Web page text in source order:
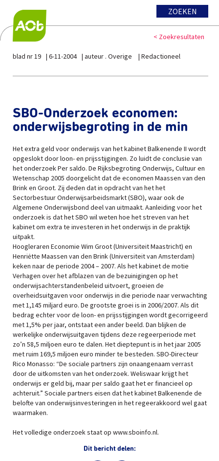
ZOEKEN
< Zoekresultaten
blad nr 19 6-11-2004 auteur . Overige Redactioneel
SBO-Onderzoek economen:
onderwijsbegroting in de min
Het extra geld voor onderwijs van het kabinet Balkenende II wordt
opgeslokt door loon- en prijsstijgingen. Zo luidt de conclusie van
het onderzoek Per saldo. De Rijksbegroting Onderwijs, Cultuur en
Wetenschap 2005 doorgelicht dat de economen Maassen van den
Brink en Groot. Zij deden dat in opdracht van het het
Sectorbestuur Onderwijsarbeidsmarkt (SBO), waar ook de
Algemene Onderwijsbond deel van uitmaakt. Aanleiding voor het
onderzoek is dat het SBO wil weten hoe het streven van het
kabinet om extra te investeren in het onderwijs in de praktijk
uitpakt.
Hoogleraren Economie Wim Groot (Universiteit Maastricht) en
Henriėtte Maassen van den Brink (Universiteit van Amsterdam)
keken naar de periode 2004 – 2007. Als het kabinet de motie
Verhagen over het afblazen van de bezuinigingen op het
onderwijsachterstandenbeleid uitvoert, groeien de
overheidsuitgaven voor onderwijs in die periode naar verwachting
met 1,145 miljard euro. De grootste groei is in 2006/2007. Als dit
bedrag echter voor de loon- en prijsstijgingen wordt gecorrigeerd
met 1,5% per jaar, ontstaat een ander beeld. Dan blijken de
werkelijke onderwijsuitgaven tijdens deze regeerperiode met
zo’n 58,5 miljoen euro te dalen. Het dieptepunt is in het jaar 2005
met ruim 169,5 miljoen euro minder te besteden. SBO-Directeur
Rico Monasso: “De sociale partners zijn onaangenaam verrast
door de uitkomsten van het onderzoek. Weliswaar krijgt het
onderwijs er geld bij, maar per saldo gaat het er financieel op
achteruit.” Sociale partners eisen dat het kabinet Balkenende de
belofte van onderwijsinvesteringen in het regeerakkoord wel gaat
waarmaken.
Het volledige onderzoek staat op www.sboinfo.nl.
Dit bericht delen: